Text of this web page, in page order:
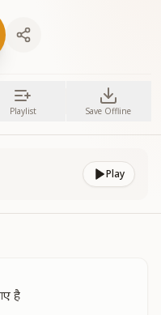
Playlist Save Offline
Play
है